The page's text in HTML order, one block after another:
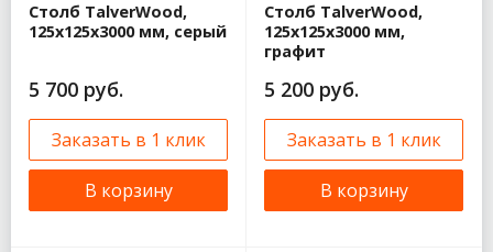
Столб TalverWood,
125x125x3000 мм, серый
5 700 руб.
Заказать в 1 клик
В корзину
Столб TalverWood,
125x125x3000 мм,
графит
5 200 руб.
Заказать в 1 клик
В корзину